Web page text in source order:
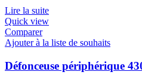
Lire la suite
Quick view
Comparer
Ajouter à la liste de souhaits
Défonceuse périphérique